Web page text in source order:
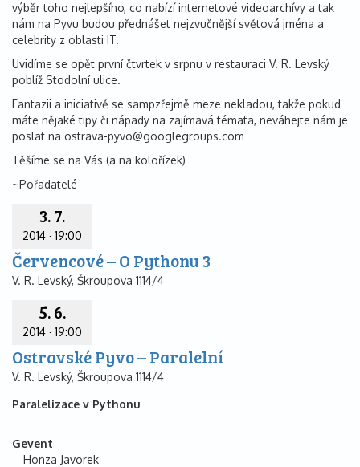
výběr toho nejlepšího, co nabízí internetové videoarchívy a tak
nám na Pyvu budou přednášet nejzvučnější světová jména a
celebrity z oblasti IT.
Uvidíme se opět první čtvrtek v srpnu v restauraci V. R. Levský
poblíž Stodolní ulice.
Fantazii a iniciativě se sampzřejmě meze nekladou, takže pokud
máte nějaké tipy či nápady na zajímavá témata, neváhejte nám je
poslat na ostrava-pyvo@googlegroups.com
Těšíme se na Vás (a na kolořízek)
~Pořadatelé
3. 7.
2014· 19:00
Červencové – O Pythonu 3
V. R. Levský, Škroupova 1114/4
5. 6.
2014· 19:00
Ostravské Pyvo – Paralelní
V. R. Levský, Škroupova 1114/4
Paralelizace v Pythonu
Gevent
Honza Javorek